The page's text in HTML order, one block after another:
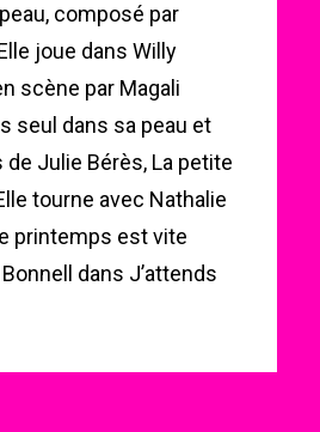
composé par
joue dans Willy
scène par Magali
seul dans sa peau et
Julie Bérès, La petite
tourne avec Nathalie
printemps est vite
dans J’attends